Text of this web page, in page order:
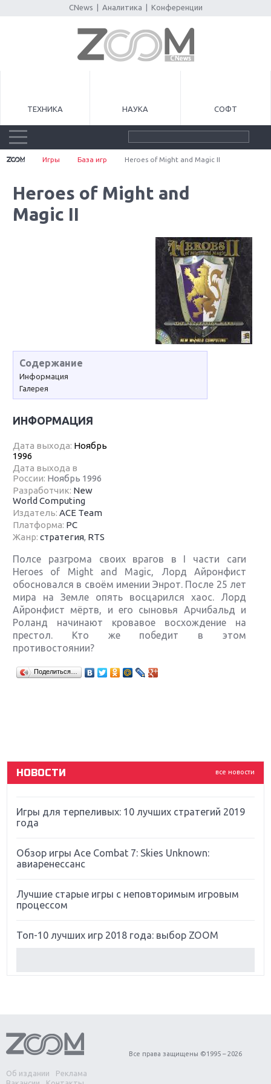
CNews Аналитика Конференции
ТЕХНИКА НАУКА СОФТ
Игры База игр Heroes of Might and Magic II
Heroes of Might and
Magic II
Содержание
Информация
Галерея
ИНФОРМАЦИЯ
Дата выхода: Ноябрь
1996
Дата выхода в
России: Ноябрь 1996
Разработчик: New
World Computing
Издатель:ACE Team
Платформа: PC
Жанр:стратегия, RTS
Полсе разгрома своих врагов в I части саги
Heroes of Might and Magic, Лорд Айронфист
обосновался в своём имении Энрот. После 25 лет
мира на Земле опять восцарился хаос. Лорд
Айронфист мёртв, и его сыновья Арчибальд и
Роланд начинают кровавое восхождение на
престол. Кто же победит в этом
противостоянии?
Поделиться…
все новости
НОВОСТИ
Крупнейшие релизы мая: Nintendo, Microsoft и
Sony
Far Cry 5: хвалить нельзя ругать
Игры для терпеливых: 10 лучших стратегий 2019
года
Обзор игры Ace Combat 7: Skies Unknown:
авиаренессанс
Лучшие старые игры с неповторимым игровым
процессом
Топ-10 лучших игр 2018 года: выбор ZOOM
Обзор игры Forza Horizon 4: вершина эволюции
Две важных новинки для консолей: Spider-Man и
Об издании
Реклама
Все права защищены ©1995 – 2026